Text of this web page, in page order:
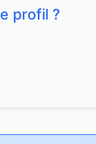
profil ?